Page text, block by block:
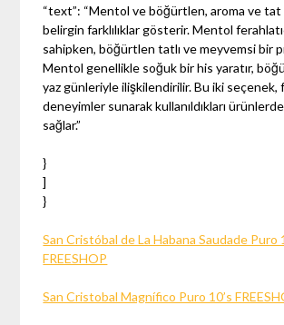
“text”: “Mentol ve böğürtlen, aroma ve tat
belirgin farklılıklar gösterir. Mentol
sahipken, böğürtlen tatlı ve meyvemsi bir
Mentol genellikle soğuk bir his yaratır,
yaz günleriyle ilişkilendirilir. Bu iki seçenek,
deneyimler sunarak kullanıldıkları
sağlar.”
}
]
}
San Cristóbal de La Habana Saudade Puro
FREESHOP
San Cristobal Magnífico Puro 10’s